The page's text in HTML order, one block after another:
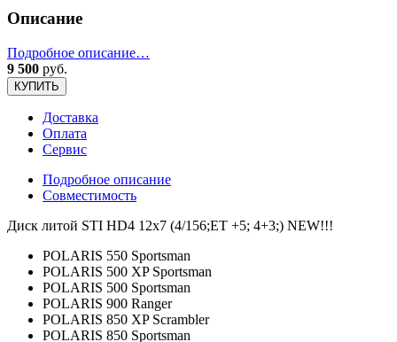
Описание
Подробное описание…
9 500 руб.
КУПИТЬ
Доставка
Оплата
Сервис
Подробное описание
Совместимость
Диск литой STI HD4 12x7 (4/156;ET +5; 4+3;) NEW!!!
POLARIS 550 Sportsman
POLARIS 500 XP Sportsman
POLARIS 500 Sportsman
POLARIS 900 Ranger
POLARIS 850 XP Scrambler
POLARIS 850 Sportsman